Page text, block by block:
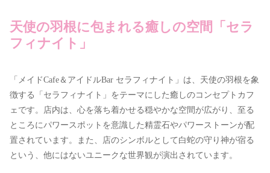
天使の羽根に包まれる癒しの空間「セラ
フィナイト」
「メイドCafe＆アイドルBar セラフィナイト」は、天使の羽根を象
徴する「セラフィナイト」をテーマにした癒しのコンセプトカフ
ェです。店内は、心を落ち着かせる穏やかな空間が広がり、至る
ところにパワースポットを意識した精霊石やパワーストーンが配
置されています。また、店のシンボルとして白蛇の守り神が宿る
という、他にはないユニークな世界観が演出されています。